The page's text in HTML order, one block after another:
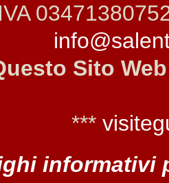
Sito
***
informativi